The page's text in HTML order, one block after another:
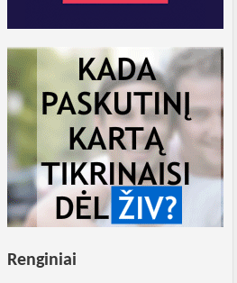
Renginiai